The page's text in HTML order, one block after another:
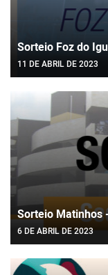
Sorteio Foz do
11 DE ABRIL DE 2023
Sorteio Matinhos
6 DE ABRIL DE 2023